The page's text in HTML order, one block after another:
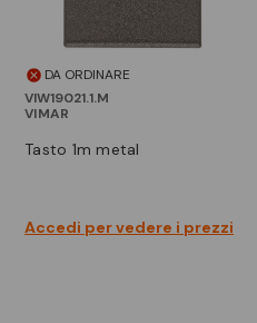
DA ORDINARE
VIW19021.1.M
VIMAR
tasto 1m metal
Accedi per vedere i prezzi